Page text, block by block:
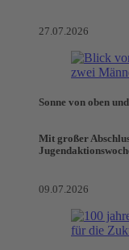
27.07.2026
Sonne von oben
Mit großer
09.07.2026